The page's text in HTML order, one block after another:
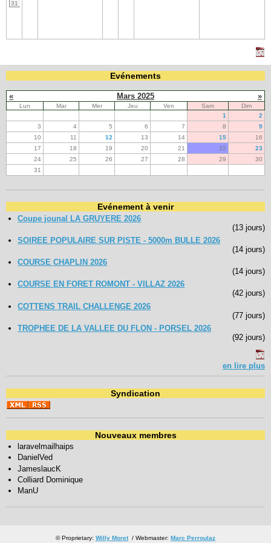
31
Evénements
« Mars 2025 »
Lun Mar Mer Jeu Ven Sam
Dim
1
2
3
4 5 6 7 8
9
10
11 12 13 14 15
16
17
18 19 20 21 22
23
24
25 26 27 28 29
30
31
Evénement à venir
Coupe jounal LA GRUYERE 2026
(13 jours)
SOIREE POPULAIRE SUR PISTE - 5000m BULLE 2026
(14 jours)
COURSE CHAPLIN 2026
(14 jours)
COURSE EN FORET ROMONT - VILLAZ 2026
(42 jours)
COTTENS TRAIL CHALLENGE 2026
(77 jours)
TROPHEE DE LA VALLEE DU FLON - PORSEL 2026
(92 jours)
en lire plus
Syndication
Nouveaux membres
laravelmailhaips
DanielVed
JameslaucK
Colliard Dominique
ManU
© Proprietary: Willy Moret/ Webmaster: Marc Perroulaz